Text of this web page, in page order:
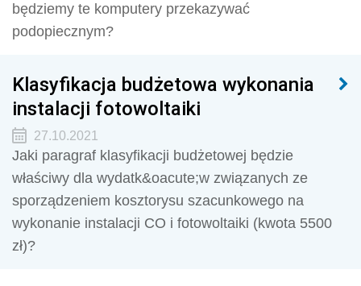
będziemy te komputery przekazywać
podopiecznym?
Klasyfikacja budżetowa wykonania
instalacji fotowoltaiki
27.10.2021
Jaki paragraf klasyfikacji budżetowej będzie
właściwy dla wydatk&oacute;w związanych ze
sporządzeniem kosztorysu szacunkowego na
wykonanie instalacji CO i fotowoltaiki (kwota 5500
zł)?